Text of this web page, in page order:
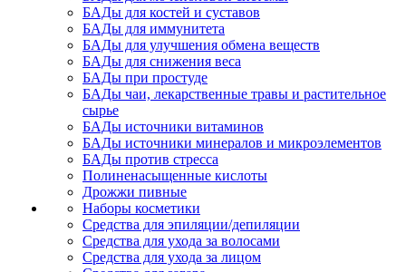
БАДы для костей и суставов
БАДы для иммунитета
БАДы для улучшения обмена веществ
БАДы для снижения веса
БАДы при простуде
БАДы чаи, лекарственные травы и растительное
сырье
БАДы источники витаминов
БАДы источники минералов и микроэлементов
БАДы против стресса
Полиненасыщенные кислоты
Дрожжи пивные
Наборы косметики
Средства для эпиляции/депиляции
Средства для ухода за волосами
Средства для ухода за лицом